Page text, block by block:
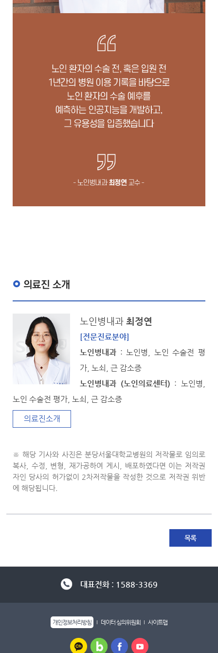
의료진 소개
노인병내과 최정연
[전문진료분야]
노인병내과 : 노인병, 노인 수술전 평
가, 노쇠, 근 감소증
노인병내과 (노인의료센터) : 노인병,
노인 수술전 평가, 노쇠, 근 감소증
의료진소개
※ 해당 기사와 사진은 분당서울대학교병원의 저작물로 임의로
복사, 수정, 변형, 재가공하여 게시, 배포하였다면 이는 저작권
자인 당사의 허가없이 2차저작물을 작성한 것으로 저작권 위반
에 해당됩니다.
목록
대표전화 : 1588-3369
개인정보처리방침 데이터 심의위원회 사이트맵